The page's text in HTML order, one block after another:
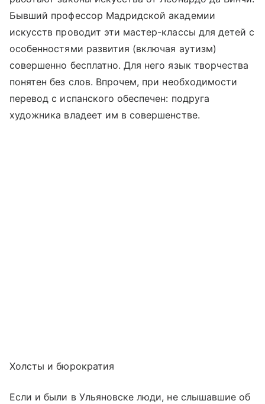
Бывший профессор Мадридской академии
искусств проводит эти мастер-классы для детей с
особенностями развития (включая аутизм)
совершенно бесплатно. Для него язык творчества
понятен без слов. Впрочем, при необходимости
перевод с испанского обеспечен: подруга
художника владеет им в совершенстве.
Холсты и бюрократия
Если и были в Ульяновске люди, не слышавшие об